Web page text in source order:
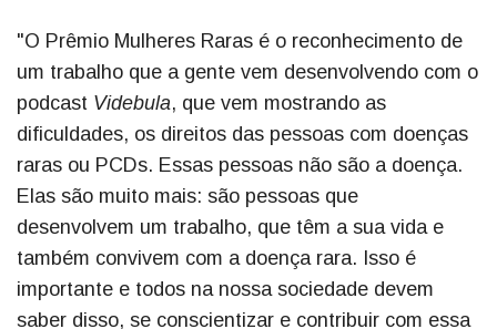
"O Prêmio Mulheres Raras é o reconhecimento de
um trabalho que a gente vem desenvolvendo com o
podcast Videbula, que vem mostrando as
dificuldades, os direitos das pessoas com doenças
raras ou PCDs. Essas pessoas não são a doença.
Elas são muito mais: são pessoas que
desenvolvem um trabalho, que têm a sua vida e
também convivem com a doença rara. Isso é
importante e todos na nossa sociedade devem
saber disso, se conscientizar e contribuir com essa